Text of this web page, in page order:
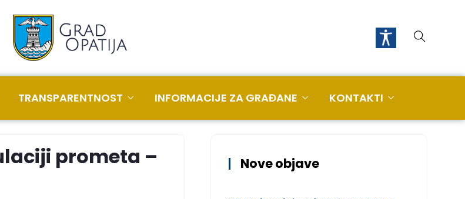
TRANSPARENTNOST INFORMACIJE ZA GRAĐANE KONTAKTI
prometa –
Nove objave